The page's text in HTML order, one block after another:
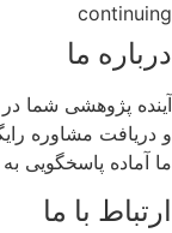
continuing
درباره ما
آینده پژوهشی شما
و دریافت مشاوره
ما آماده پاسخگویی
ارتباط با ما